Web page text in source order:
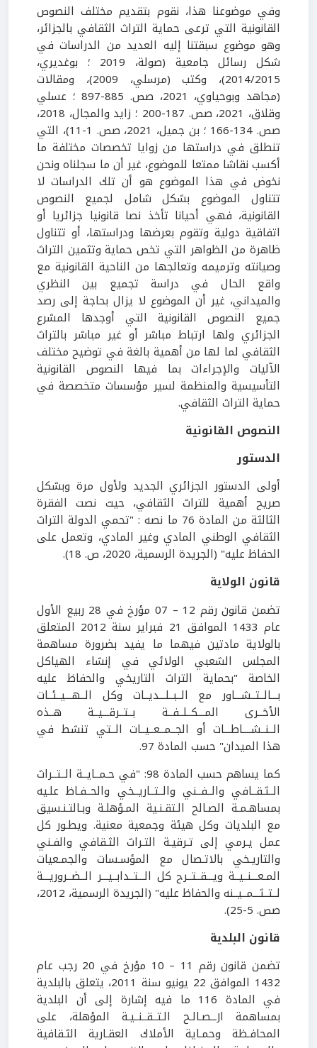
وفي موضوعنا هذا، نقوم بتقديم مختلف النصوص
القانونية التي ترعى حماية التراث الثقافي بالجزائر،
وهو موضوع سبقتنا إليه العديد من الدراسات في
شكل رسائل جامعية (صولة، 2019 ؛ بوغديري،
2014/2015)، وكتب (مرسلي، 2009)، ومقالات
(مجاهد وبوحياوي، 2021، صص. 885-897 ؛ عسلي
وقلاق، 2021، صص. 187-200 ؛ زايد والمجال، 2018،
صص. 134-166 ؛ بن جميل، 2021، صص. 1-11)، التي
تنطلق في دراستها من زوايا تخصصات مختلفة ما
أكسب نقاشا ممتعا للموضوع، غير أن ما سجلناه ونحن
نخوض في هذا الموضوع هو أن تلك الدراسات لا
تتناول الموضوع بشكل شامل لجميع النصوص
القانونية، فهي أحيانا تأخذ نصا قانونيا جزائريا أو
اتفاقية دولية وتقوم بعرضها ودراستها، أو تتناول
ظاهرة من الظواهر التي تخص حماية وتثمين التراث
وصيانته وترميمه وتعالجها من الناحية القانونية مع
واقع الحال في دراسة تجميع بين النظري
والميداني، غير أن الموضوع لا يزال بحاجة إلى رصد
جميع النصوص القانونية التي أوجدها المشرع
الجزائري ولها ارتباط مباشر أو غير مباشر بالتراث
الثقافي لما لها من أهمية بالغة في توضيح مختلف
الآليات والإجراءات بما فيها النصوص القانونية
التأسيسية والمنظمة لسير مؤسسات متخصصة في
حماية التراث الثقافي.
النصوص القانونية
الدستور
أولى الدستور الجزائري الجديد ولأول مرة وبشكل
صريح أهمية للتراث الثقافي، حيث نصت الفقرة
الثالثة من المادة 76 ما نصه : "تحمي الدولة التراث
الثقافي الوطني المادي وغير المادي، وتعمل على
الحفاظ عليه" (الجريدة الرسمية، 2020، ص. 18).
قانون الولاية
تضمن قانون رقم 12 – 07 مؤرخ في 28 ربيع الأول
عام 1433 الموافق 21 فبراير سنة 2012 المتعلق
بالولاية مادتين فيهما ما يفيد بضرورة مساهمة
المجلس الشعبي الولائي في إنشاء الهياكل
الخاصة "بحماية التراث التاريخي والحفاظ عليه
بـــالــتــشـــاور مع الــبــلـــديــات وكل الــهـــيــئــات
الأخــرى المـــكــلــفــة بــتــرقـــيــة هــذه
الــنــشــــاطـــات أو الجــمــعــيــات الــتي تنشط في
هذا الميدان" حسب المادة 97.
كما يساهم حسب المادة 98: "في حـمــايــة الــتــراث
الــثـقــافي والــفــني والــتــاريــخي والحــفـاظ علـيه
بمساهـمـة الصـالح الـتقـنـية المـؤهلـة وبـالتـنـسيق
مع البلديات وكل هيئة وجمعية معنية. ويطـور كل
عمل يـرمي إلى تـرقيـة التـراث الثـقافي والفـني
والتاريـخي بالاتـصال مع المؤسـسات والجمـعيات
المـعـــنــيــة ويـــقــتــرح كل الـــتــدابــيـــر الــضــروريـــة
لــتــثـــمــيــنه والحفاظ عليه" (الجريدة الرسمية، 2012،
صص. 5-25).
قانون البلدية
تضمن قانون رقم 11 – 10 مؤرخ في 20 رجب عام
1432 الموافق 22 يونيو سنة 2011، يتعلق بالبلدية
في المادة 116 ما فيه إشارة إلى أن البلدية
بمساهمة اJــصـالـح الـتــقــنــيـة المؤهلة، على
المحافـظة وحمـاية الأملاك العقـارية الثـقافية